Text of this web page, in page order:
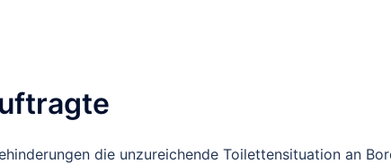
die unzureichende Toilettensituation an